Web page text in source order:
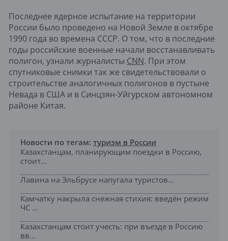
Последнее ядерное испытание на территории
России было проведено на Новой Земле в октябре
1990 года во времена СССР. О том, что в последние
годы российские военные начали восстанавливать
полигон, узнали журналисты CNN. При этом
спутниковые снимки так же свидетельствовали о
строительстве аналогичных полигонов в пустыне
Невада в США и в Синцзян-Уйгурском автономном
районе Китая.
Новости по тегам: туризм в России
Казахстанцам, планирующим поездки в Россию,
стоит...
Лавина на Эльбрусе напугала туристов...
Камчатку накрыла снежная стихия: введён режим
ЧС ...
Казахстанцам стоит учесть: при въезде в Россию
вв...